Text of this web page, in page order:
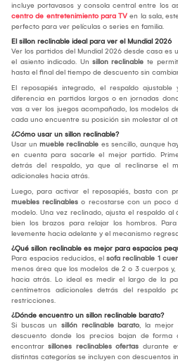
incluye portavasos y consola central entre los
centro de entretenimiento para TV en la sala,
perfecto para ver películas o series en familia.
El sillon reclinable ideal para ver el Mundial 2026
Ver los partidos del Mundial 2026 desde casa es
el asiento indicado. Un sillon reclinable te
hasta el final del tiempo de descuento sin
El reposapiés integrado, el respaldo
diferencia en partidos largos o en jornadas
vas a ver los juegos acompañado, los modelos
cada uno encuentre su posición sin molestar al
¿Cómo usar un sillon reclinable?
Usar un mueble reclinable es sencillo, aunque
en cuenta para sacarle el mejor partido.
detrás del respaldo, ya que al reclinarse el
adicionales hacia atrás.
Luego, para activar el reposapiés, basta con
muebles reclinables o recostarse con un poco
modelo. Una vez reclinado, ajusta el respaldo
bien los brazos para relajar los hombros.
levemente hacia adelante y el mecanismo
¿Qué sillon reclinable es mejor para espacios
Para espacios reducidos, el sofa reclinable 1
menos área que los modelos de 2 o 3 cuerpos
hacia atrás. Lo ideal es medir el largo de la
centímetros adicionales detrás del respaldo
restricciones.
¿Dónde encuentro un sillon reclinable barato?
Si buscas un sillón reclinable barato, la mejor
descuento donde los precios bajan de forma
encontrar sillones reclinables ofertas durante
distintas categorías se incluyen con descuentos